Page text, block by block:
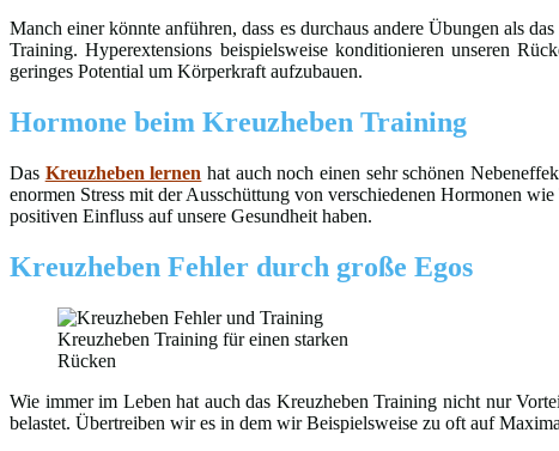
Manch einer könnte anführen, dass es durchaus andere Übungen als
Training. Hyperextensions beispielsweise konditionieren unseren
geringes Potential um Körperkraft aufzubauen.
Hormone beim Kreuzheben Training
Das Kreuzheben lernen hat auch noch einen sehr schönen
enormen Stress mit der Ausschüttung von verschiedenen Hormonen
positiven Einfluss auf unsere Gesundheit haben.
Kreuzheben Fehler durch große Egos
Kreuzheben Training für einen starken
Rücken
Wie immer im Leben hat auch das Kreuzheben Training nicht nur
belastet. Übertreiben wir es in dem wir Beispielsweise zu oft auf